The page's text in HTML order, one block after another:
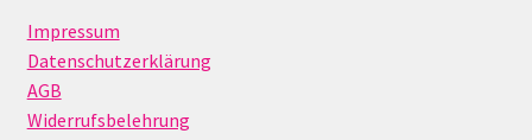
Impressum
Datenschutzerklärung
AGB
Widerrufsbelehrung